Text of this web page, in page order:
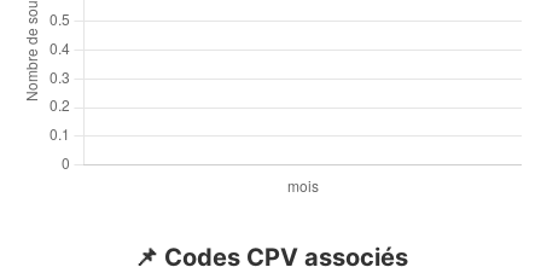
📌 Codes CPV associés